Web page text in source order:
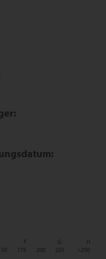
F G
H
175 200 225 >250